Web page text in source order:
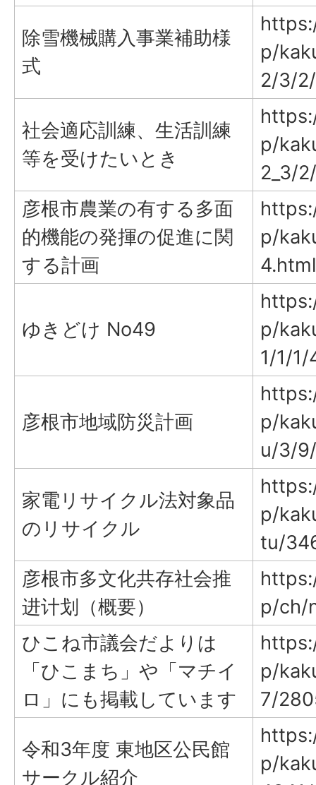
除雪機械購入事業補助様
式
p/
2/3/
社会適応訓練、生活訓練
等を受けたいとき
p/
2_3/
彦根市農業の有する多面
的機能の発揮の促進に関
する計画
p/
4.html
ゆきどけ No49
p/
1/1/
彦根市地域防災計画
p/
u/3/
家電リサイクル法対象品
のリサイクル
p/
tu/
彦根市多文化共存社会推
进计划（概要）
p/ch/
ひこね市議会だよりは
「ひこまち」や「マチイ
ロ」にも掲載しています
p/
7/
令和3年度 東地区公民館
サークル紹介
p/